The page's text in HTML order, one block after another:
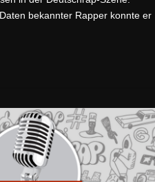
bekannter Rapper konnte er